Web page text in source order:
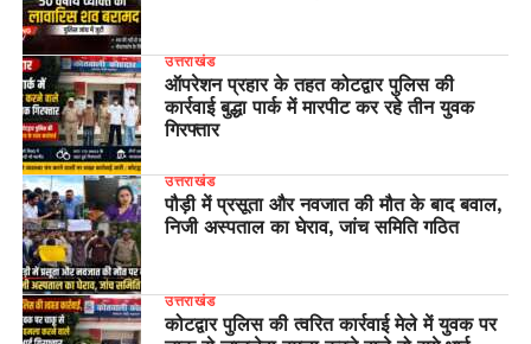
उत्तराखंड
ऑपरेशन प्रहार के तहत कोटद्वार पुलिस की
कार्रवाई बुद्धा पार्क में मारपीट कर रहे तीन युवक
गिरफ्तार
उत्तराखंड
पौड़ी में प्रसूता और नवजात की मौत के बाद बवाल,
निजी अस्पताल का घेराव, जांच समिति गठित
उत्तराखंड
कोटद्वार पुलिस की त्वरित कार्रवाई मेले में युवक पर